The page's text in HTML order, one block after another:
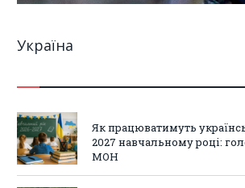
Україна
Як працюватимуть
2027 навчальному році:
МОН